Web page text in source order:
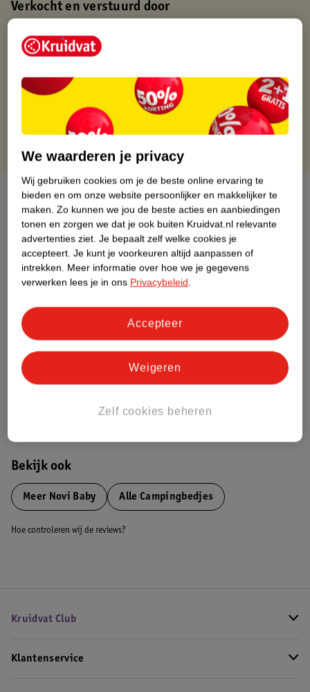
Verkocht en verstuurd door
Binnen 1 werkdag verstuurd
Gratis retourneren via verkooppartner.
Gratis punten met je Kruidvat kaart
Over dit product
Productinformatie
Etiketinformatie
Nature Impact Score
Dit product heeft (nog) geen Nature
Impact Score.
Bestel & Bezorginformatie
Bekijk ook
Meer Novi Baby Alle Campingbedjes
Hoe controleren wij de reviews?
Kruidvat Club
Klantenservice
We waarderen je privacy
Wij gebruiken cookies om je de beste online ervaring te
bieden en om onze website persoonlijker en makkelijker te
maken. Zo kunnen we jou de beste acties en aanbiedingen
tonen en zorgen we dat je ook buiten Kruidvat.nl relevante
advertenties ziet. Je bepaalt zelf welke cookies je
accepteert. Je kunt je voorkeuren altijd aanpassen of
intrekken. Meer informatie over hoe we je gegevens
verwerken lees je in ons Privacybeleid.
Zelf cookies beheren
Weigeren
Accepteer